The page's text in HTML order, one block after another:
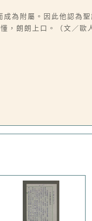
為附屬。因此他認為聖
，朗朗上口。（文／歐